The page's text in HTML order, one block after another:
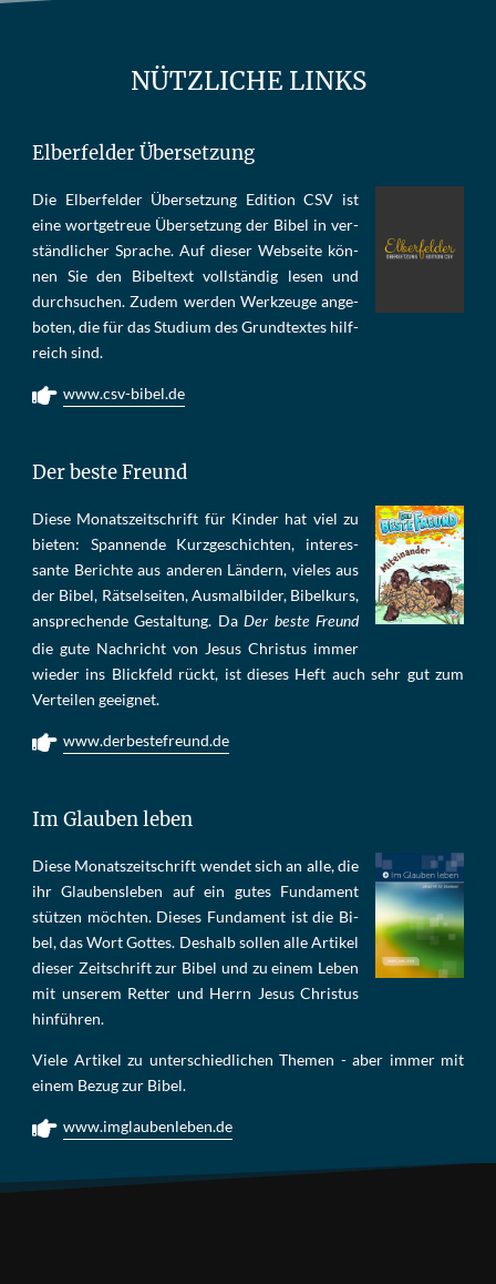
NÜTZLICHE LINKS
Elberfelder Übersetzung
Die Elber­fel­der Über­set­zung Edi­tion CSV ist
eine wort­ge­treue Über­set­zung der Bi­bel in ver­
ständ­li­cher Spra­che. Auf die­ser Web­sei­te kön­
nen Sie den Bi­bel­text voll­stän­dig le­sen und
durch­su­chen. Zu­dem wer­den Werk­zeu­ge an­ge­
bo­ten, die für das Stu­di­um des Grund­tex­tes hilf­
reich sind.
www.csv-bibel.de
Der beste Freund
Die­se Mo­nats­zeit­schrift für Kin­der hat viel zu
bie­ten: Span­nen­de Kurz­ge­schich­ten, in­te­res­
san­te Be­rich­te aus an­de­ren Län­dern, vie­les aus
der Bi­bel, Rät­sel­sei­ten, Aus­mal­bil­der, Bi­bel­kurs,
an­sprech­ende Ge­stal­tung. DaDer beste Freund
die gu­te Nach­richt von Je­sus Chris­tus im­mer
wie­der ins Blick­feld rückt, ist die­ses Heft auch sehr gut zum
Ver­tei­len ge­eig­net.
www.derbestefreund.de
Im Glauben leben
Die­se Mo­nats­zeit­schrift wen­det sich an alle, die
ihr Glau­bens­le­ben auf ein gu­tes Fun­da­ment
stüt­zen möch­ten. Die­ses Fun­da­ment ist die Bi­
bel, das Wort Got­tes. Des­halb sol­len al­le Ar­ti­kel
die­ser Zeit­schrift zur Bi­bel und zu ei­nem Le­ben
mit un­se­rem Ret­ter und Herrn Je­sus Chris­tus
hin­füh­ren.
Viele Artikel zu unterschiedlichen Themen - aber immer mit
einem Bezug zur Bibel.
www.imglaubenleben.de